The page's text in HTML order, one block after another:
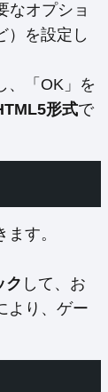
なオプショ
）を設定し
、「OK」を
形式で
す。
ク して、お
より、ゲー